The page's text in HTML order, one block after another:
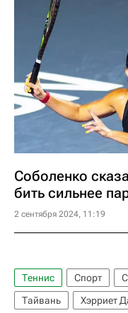
Соболенко
бить сильнее
2 сентября 2024, 11:19
Теннис Спорт
Тайвань
Хэрриет